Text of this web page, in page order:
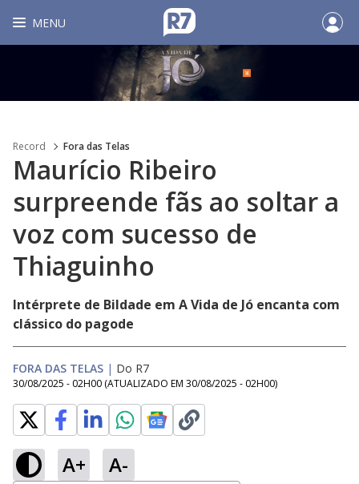
MENU
Record Fora das Telas
Maurício Ribeiro
surpreende fãs ao soltar a
voz com sucesso de
Thiaguinho
Intérprete de Bildade em A Vida de Jó encanta com
clássico do pagode
FORA DAS TELAS | Do R7
30/08/2025 - 02H00 (ATUALIZADO EM 30/08/2025 - 02H00)
A+ A-